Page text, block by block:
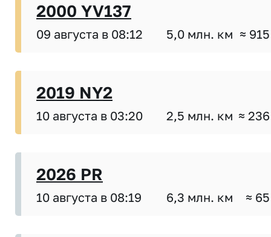
2000 YV137
09 августа в 08:12 5,0 млн. км ≈
2019 NY2
10 августа в 03:20 2,5 млн. км ≈
2026 PR
10 августа в 08:19 6,3 млн. км ≈